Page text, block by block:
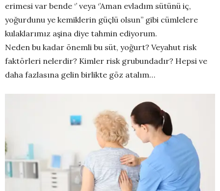
erimesi var bende ‘’ veya ‘’Aman evladım sütünü iç,
yoğurdunu ye kemiklerin güçlü olsun’’ gibi cümlelere
kulaklarımız aşina diye tahmin ediyorum.
Neden bu kadar önemli bu süt, yoğurt? Veyahut risk
faktörleri nelerdir? Kimler risk grubundadır? Hepsi ve
daha fazlasına gelin birlikte göz atalım…